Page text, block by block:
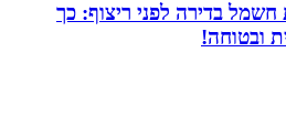
בדירה לפני ריצוף: כך
ובטוחה!